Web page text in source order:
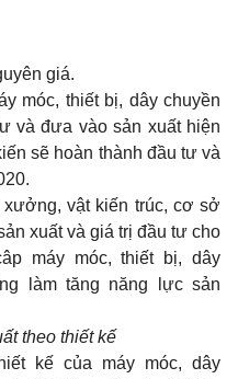
giá.
móc, thiết bị, dây chuyền
và đưa vào sản xuất hiện
sẽ hoàn thành đầu tư và
vật kiến trúc, cơ sở
xuất và giá trị đầu tư cho
máy móc, thiết bị, dây
làm tăng năng lực sản
theo thiết kế
kế của máy móc, dây